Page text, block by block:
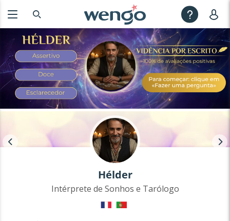
Hélder
Intérprete de Sonhos e Tarólogo